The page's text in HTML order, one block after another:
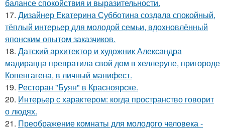
балансе спокойствия и выразительности.
17. Дизайнер Екатерина Субботина создала спокойный,
тёплый интерьер для молодой семьи, вдохновлённый
японским опытом заказчиков.
18. Датский архитектор и художник Александра
мадирацца превратила свой дом в хеллерупе, пригороде
Копенгагена, в личный манифест.
19. Ресторан "Буян" в Красноярске.
20. Интерьер с характером: когда пространство говорит
о людях.
21. Преображение комнаты для молодого человека -